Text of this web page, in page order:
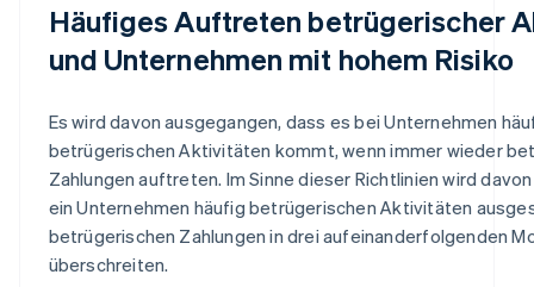
Häufiges Auftreten betrügerischer
und Unternehmen mit hohem Risiko
Es wird davon ausgegangen, dass es bei Unternehmen
betrügerischen Aktivitäten kommt, wenn immer wieder
Zahlungen auftreten. Im Sinne dieser Richtlinien wird
ein Unternehmen häufig betrügerischen Aktivitäten
betrügerischen Zahlungen in drei aufeinanderfolgenden
überschreiten.